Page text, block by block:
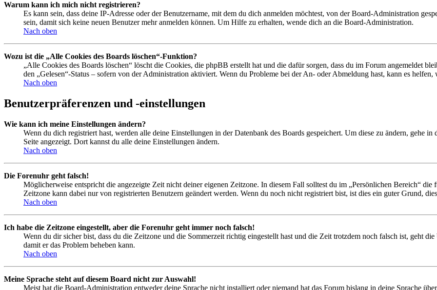
Warum kann ich mich nicht registrieren?
Es kann sein, dass deine IP-Adresse oder der Benutzername, mit dem du dich anmelden möchtest, von der Board-Administration
sein, damit sich keine neuen Benutzer mehr anmelden können. Um Hilfe zu erhalten, wende dich an die Board-Administration.
Nach oben
Wozu ist die „Alle Cookies des Boards löschen“-Funktion?
„Alle Cookies des Boards löschen“ löscht die Cookies, die phpBB erstellt hat und die dafür sorgen, dass du im Forum angemeldet
den „Gelesen“-Status – sofern von der Administration aktiviert. Wenn du Probleme bei der An- oder Abmeldung hast, kann es
Nach oben
Benutzerpräferenzen und -einstellungen
Wie kann ich meine Einstellungen ändern?
Wenn du dich registriert hast, werden alle deine Einstellungen in der Datenbank des Boards gespeichert. Um diese zu ändern, gehe
Seite angezeigt. Dort kannst du alle deine Einstellungen ändern.
Nach oben
Die Forenuhr geht falsch!
Möglicherweise entspricht die angezeigte Zeit nicht deiner eigenen Zeitzone. In diesem Fall solltest du im „Persönlichen Bereich“
Zeitzone kann dabei nur von registrierten Benutzern geändert werden. Wenn du noch nicht registriert bist, ist dies ein guter Grund,
Nach oben
Ich habe die Zeitzone eingestellt, aber die Forenuhr geht immer noch falsch!
Wenn du dir sicher bist, dass du die Zeitzone und die Sommerzeit richtig eingestellt hast und die Zeit trotzdem noch falsch ist, geht
damit er das Problem beheben kann.
Nach oben
Meine Sprache steht auf diesem Board nicht zur Auswahl!
Meist hat die Board-Administration entweder deine Sprache nicht installiert oder niemand hat das Forum bislang in deine Sprache